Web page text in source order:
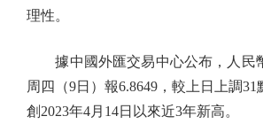
理性。
據中國外匯交易中心公布，人民
周四（9日）報6.8649，較上日上調
創2023年4月14日以來近3年新高。